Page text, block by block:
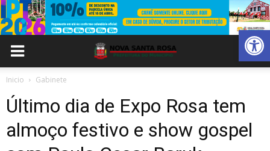
Abrir
Inicio Gabinete
Último dia de Expo Rosa tem
almoço festivo e show gospel